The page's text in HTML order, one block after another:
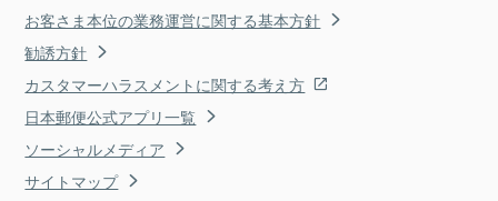
お客さま本位の業務運営に関する基本方針
勧誘方針
カスタマーハラスメントに関する考え方
日本郵便公式アプリ一覧
ソーシャルメディア
サイトマップ